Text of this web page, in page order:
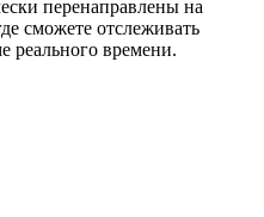
перенаправлены на
сможете отслеживать
реального времени.